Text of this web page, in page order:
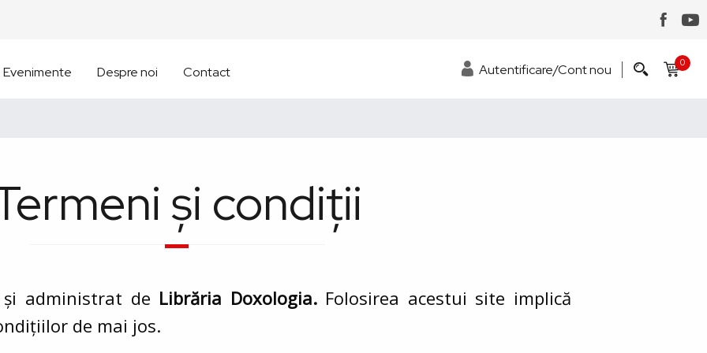
Evenimente Despre noi Contact Autentificare/Cont nou 0
și condiții
administrat de Librăria Doxologia. Folosirea acestui site implică
de mai jos.